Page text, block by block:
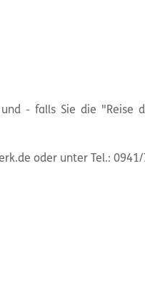
- falls Sie die "Reise
oder unter Tel.: